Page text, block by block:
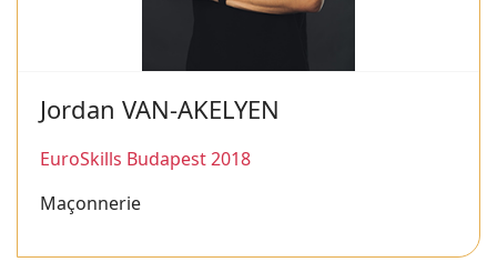
Jordan VAN-AKELYEN
EuroSkills Budapest 2018
Maçonnerie